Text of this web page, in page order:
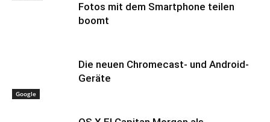
Fotos mit dem Smartphone teilen
boomt
Google
Die neuen Chromecast- und Android-
Geräte